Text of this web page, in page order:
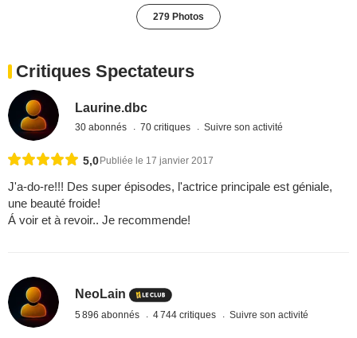
279 Photos
Critiques Spectateurs
Laurine.dbc
30 abonnés 70 critiques Suivre son activité
5,0Publiée le 17 janvier 2017
J'a-do-re!!! Des super épisodes, l'actrice principale est géniale,
une beauté froide!
Á voir et à revoir.. Je recommende!
NeoLain
5 896 abonnés 4 744 critiques Suivre son activité